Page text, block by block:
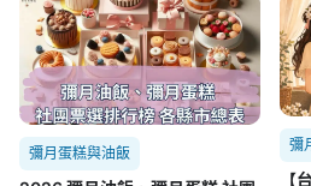
彌月蛋糕與油飯
2026 彌月油飯、彌月蛋糕 社團
票選排行榜 各縣市總表
彌
【
月